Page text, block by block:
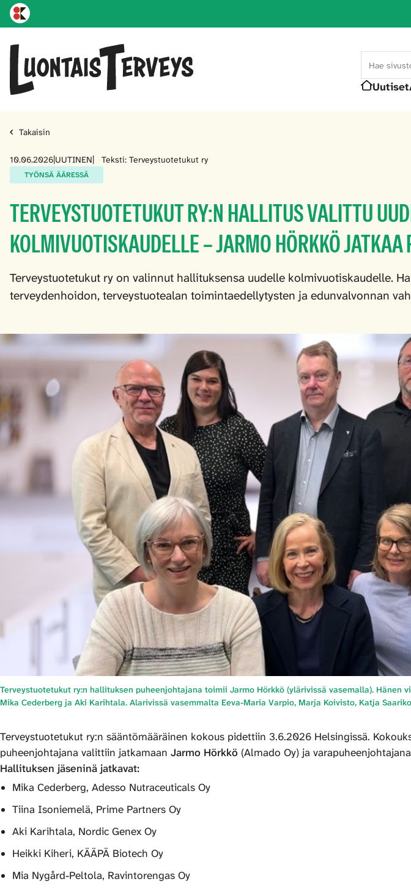
Etusivu
Uutiset
Takaisin
10.06.2026|UUTINEN| Teksti: Terveystuotetukut ry
TYÖNSÄ ÄÄRESSÄ
TERVEYSTUOTETUKUT RY:N HALLITUS VALITTU
KOLMIVUOTISKAUDELLE – JARMO HÖRKKÖ JATKAA
Terveystuotetukut ry on valinnut hallituksensa uudelle kolmivuotiskaudelle.
terveydenhoidon, terveystuotealan toimintaedellytysten ja edunvalvonnan
Terveystuotetukut ry:n hallituksen puheenjohtajana toimii Jarmo Hörkkö (ylärivissä vasemalla). Hänen
Mika Cederberg ja Aki Karihtala. Alarivissä vasemmalta Eeva-Maria Varpio, Marja Koivisto, Katja
Terveystuotetukut ry:n sääntömääräinen kokous pidettiin 3.6.2026 Helsingissä.
puheenjohtajana valittiin jatkamaan Jarmo Hörkkö (Almado Oy) ja varapuheenjohtajana
Hallituksen jäseninä jatkavat:
Mika Cederberg, Adesso Nutraceuticals Oy
Tiina Isoniemelä, Prime Partners Oy
Aki Karihtala, Nordic Genex Oy
Heikki Kiheri, KÄÄPÄ Biotech Oy
Mia Nygård-Peltola, Ravintorengas Oy